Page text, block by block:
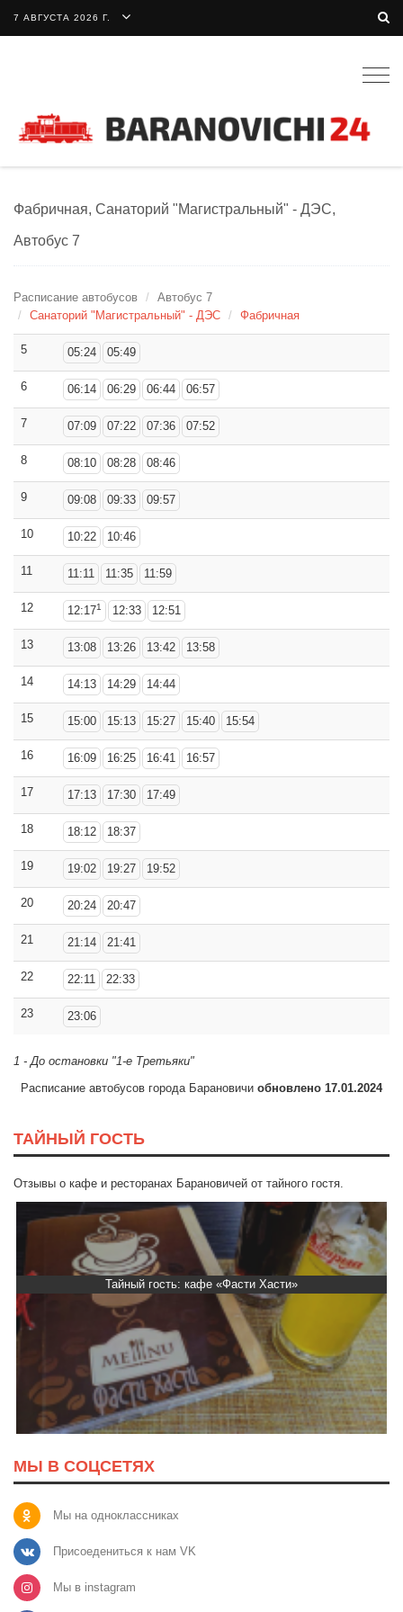
7 АВГУСТА 2026 Г.
Фабричная, Санаторий "Магистральный" - ДЭС,
Автобус 7
Расписание автобусов
Автобус 7
Санаторий "Магистральный" - ДЭС
Фабричная
5 05:24 05:49
6 06:14 06:29 06:44 06:57
7 07:09 07:22 07:36 07:52
8 08:10 08:28 08:46
9 09:08 09:33 09:57
10 10:22 10:46
11 11:11 11:35 11:59
12 12:171 12:33 12:51
13 13:08 13:26 13:42 13:58
14 14:13 14:29 14:44
15 15:00 15:13 15:27 15:40 15:54
16 16:09 16:25 16:41 16:57
17 17:13 17:30 17:49
18 18:12 18:37
19 19:02 19:27 19:52
20 20:24 20:47
21 21:14 21:41
22 22:11 22:33
23 23:06
1 - До остановки "1-е Третьяки"
Расписание автобусов города Барановичи обновлено 17.01.2024
ТАЙНЫЙ ГОСТЬ
Отзывы о кафе и ресторанах Барановичей от тайного гостя.
Тайный гость: кафе «Автограф»
МЫ В СОЦСЕТЯХ
Мы на одноклассниках
Присоедениться к нам VK
Мы в instagram